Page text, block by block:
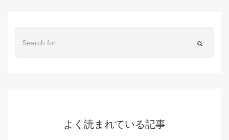
よく読まれている記事